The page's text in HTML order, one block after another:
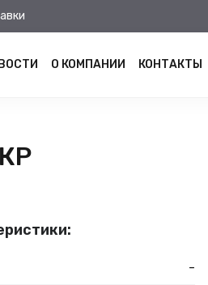
О КОМПАНИИ КОНТАКТЫ
-